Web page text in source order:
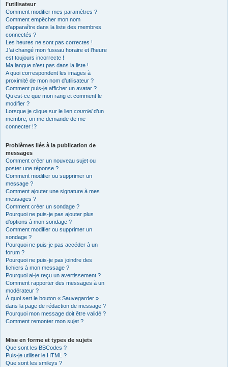
l’utilisateur
Comment modifier mes paramètres ?
Comment empêcher mon nom
d’apparaître dans la liste des membres
connectés ?
Les heures ne sont pas correctes !
J’ai changé mon fuseau horaire et l’heure
est toujours incorrecte !
Ma langue n’est pas dans la liste !
A quoi correspondent les images à
proximité de mon nom d’utilisateur ?
Comment puis-je afficher un avatar ?
Qu’est-ce que mon rang et comment le
modifier ?
Lorsque je clique sur le lien courrield’un
membre, on me demande de me
connecter !?
Problèmes liés à la publication de
messages
Comment créer un nouveau sujet ou
poster une réponse ?
Comment modifier ou supprimer un
message ?
Comment ajouter une signature à mes
messages ?
Comment créer un sondage ?
Pourquoi ne puis-je pas ajouter plus
d’options à mon sondage ?
Comment modifier ou supprimer un
sondage ?
Pourquoi ne puis-je pas accéder à un
forum ?
Pourquoi ne puis-je pas joindre des
fichiers à mon message ?
Pourquoi ai-je reçu un avertissement ?
Comment rapporter des messages à un
modérateur ?
À quoi sert le bouton « Sauvegarder »
dans la page de rédaction de message ?
Pourquoi mon message doit être validé ?
Comment remonter mon sujet ?
Mise en forme et types de sujets
Que sont les BBCodes ?
Puis-je utiliser le HTML ?
Que sont les smileys ?